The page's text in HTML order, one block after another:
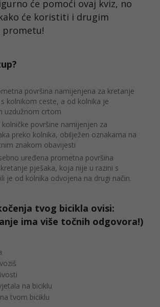
će pomoći ovaj kviz, no
će koristiti i drugim
prometu!
površina namijenjena za kretanje
kolnikom ceste, a od kolnika je
uzdužnom crtom
površine namijenjen za
preko kolnika, obilježen oznakama na
znakom obavijesti
uređena prometna površina
pješaka, koja nije u razini s
je od kolnika odvojena na drugi način.
tvog bicikla ovisi:
ima više točnih odgovora!)
na biciklu
tvom biciklu